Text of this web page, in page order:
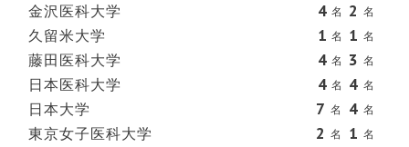
金沢医科大学 4 名 2 名
久留米大学 1 名 1 名
藤田医科大学 4 名 3 名
日本医科大学 4 名 4 名
日本大学 7 名 4 名
東京女子医科大学 2 名 1 名